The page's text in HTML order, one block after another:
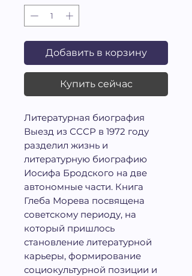
Добавить в корзину
Купить сейчас
Литературная биография
Выезд из СССР в 1972 году
разделил жизнь и
литературную биографию
Иосифа Бродского на две
автономные части. Книга
Глеба Морева посвящена
советскому периоду, на
который пришлось
становление литературной
карьеры, формирование
социокультурной позиции и